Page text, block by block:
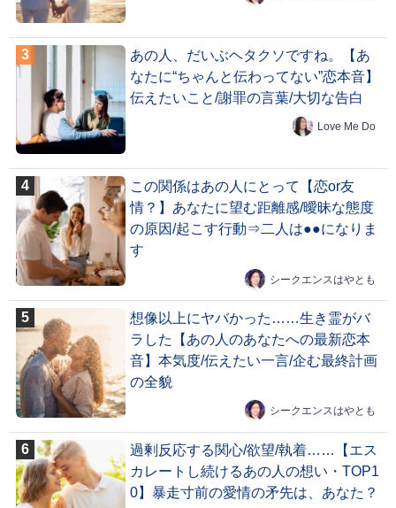
あの人、だいぶヘタクソですね。【あ
なたに“ちゃんと伝わってない”恋本音】
伝えたいこと/謝罪の言葉/大切な告白
Love Me Do
この関係はあの人にとって【恋or友
情？】あなたに望む距離感/曖昧な態度
の原因/起こす行動⇒二人は●●になりま
す
シークエンスはやとも
想像以上にヤバかった……生き霊がバ
ラした【あの人のあなたへの最新恋本
音】本気度/伝えたい一言/企む最終計画
の全貌
シークエンスはやとも
過剰反応する関心/欲望/執着……【エス
カレートし続けるあの人の想い・TOP1
0】暴走寸前の愛情の矛先は、あなた？